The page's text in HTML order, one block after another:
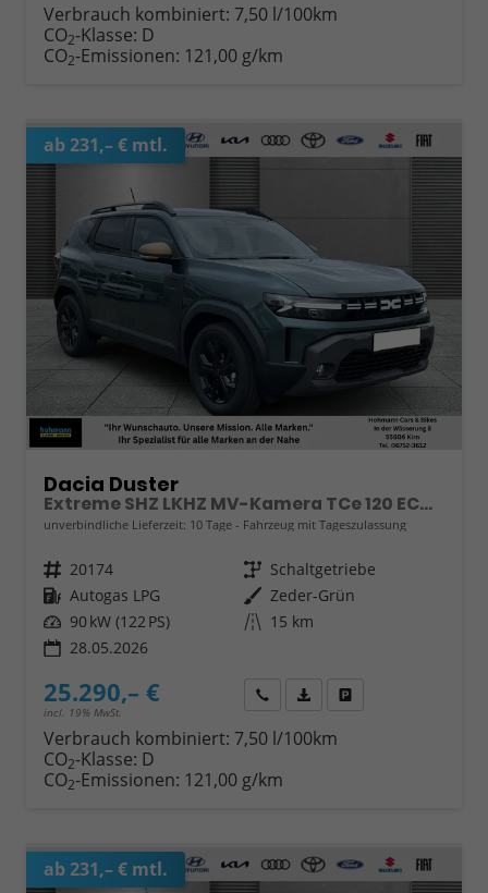
Verbrauch kombiniert: 7,50 l/100km
CO2-Klasse: D
CO2-Emissionen: 121,00 g/km
ab 231,– € mtl.
Dacia Duster
Extreme SHZ LKHZ MV-Kamera TCe 120 ECO-G
unverbindliche Lieferzeit: 10 Tage Fahrzeug mit Tageszulassung
Fahrzeugnr. 20174 Getriebe Schaltgetriebe
Kraftstoff Autogas LPG Außenfarbe Zeder-Grün
Leistung 90 kW (122 PS) Kilometerstand 15 km
28.05.2026
25.290,– €
incl. 19% MwSt.
Wir rufen Sie anFahrzeugexposé (PDF)
Verbrauch kombiniert: 7,50 l/100km
CO2-Klasse: D
CO2-Emissionen: 121,00 g/km
ab 231,– € mtl.